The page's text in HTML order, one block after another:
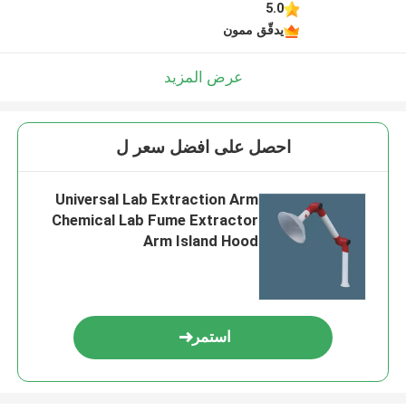
5.0
يدقّق ممون
عرض المزيد
احصل على افضل سعر ل
Universal Lab Extraction Arm
Chemical Lab Fume Extractor
Arm Island Hood
استمر